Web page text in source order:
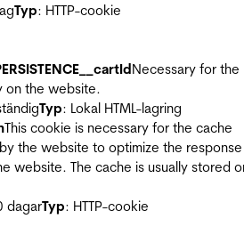
Typ: HTTP-cookie
Necessary for the
on the website.
Typ: Lokal HTML-lagring
This cookie is necessary for the cache
the website to optimize the
website. The cache is usually stored
dagarTyp: HTTP-cookie